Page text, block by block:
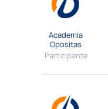
Academia
Opositas
Participante